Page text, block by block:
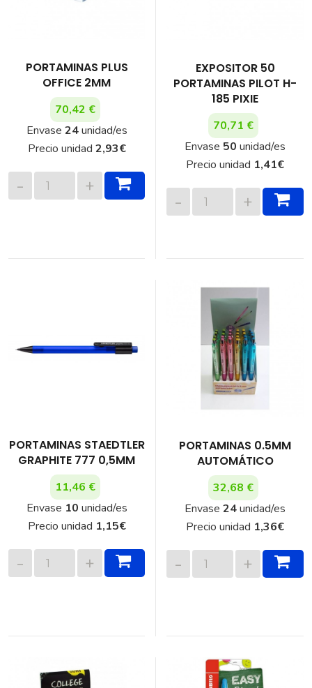
PORTAMINAS PLUS
OFFICE 2MM
70,42 €
Envase 24unidad/es
Precio unidad 2,93€
EXPOSITOR 50
PORTAMINAS PILOT H-
185 PIXIE
70,71 €
Envase 50 unidad/es
Precio unidad 1,41€
PORTAMINAS STAEDTLER
GRAPHITE 777 0,5MM
11,46 €
Envase 10 unidad/es
Precio unidad 1,15€
PORTAMINAS 0.5MM
AUTOMÁTICO
32,68 €
Envase 24unidad/es
Precio unidad 1,36€